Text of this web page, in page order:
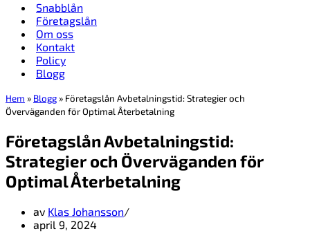
Snabblån
Företagslån
Om oss
Kontakt
Policy
Blogg
Hem » Blogg » Företagslån Avbetalningstid: Strategier och
Överväganden för Optimal Återbetalning
Företagslån Avbetalningstid:
Strategier och Överväganden för
Optimal Återbetalning
av Klas Johansson
april 9, 2024